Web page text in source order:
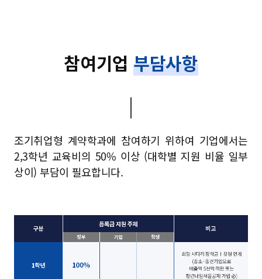
참여기업 부담사항
조기취업형 계약학과에 참여하기 위하여 기업에서는
2,3학년 교육비의 50% 이상 (대학별 지원 비율 일부
상이) 부담이 필요합니다.